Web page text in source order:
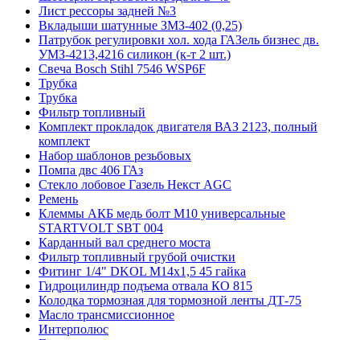
Лист рессоры задней №3
Вкладыши шатунные ЗМЗ-402 (0,25)
Патрубок регулировки хол. хода ГАЗель бизнес дв.
УМЗ-4213,4216 силикон (к-т 2 шт.)
Свеча Bosch Stihl 7546 WSP6F
Трубка
Трубка
Фильтр топливный
Комплект прокладок двигателя ВАЗ 2123, полный
комплект
Набор шаблонов резьбовых
Помпа двс 406 ГАз
Стекло лобовое Газель Некст AGC
Ремень
Клеммы АКБ медь болт М10 универсальные
STARTVOLT SBT 004
Карданный вал среднего моста
Фильтр топливный грубой очистки
Фитинг 1/4" DKOL M14х1,5 45 гайка
Гидроцилиндр подъема отвала КО 815
Колодка тормозная для тормозной ленты ДТ-75
Масло трансмиссионное
Интерполюс